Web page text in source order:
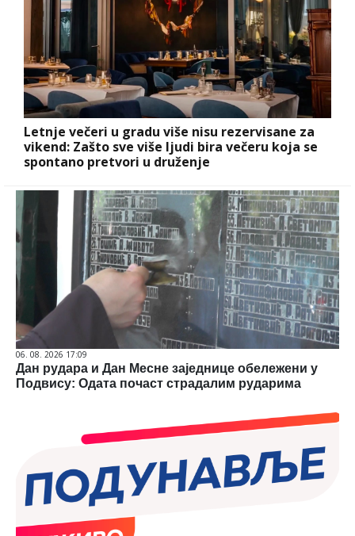
Letnje večeri u gradu više nisu rezervisane za
vikend: Zašto sve više ljudi bira večeru koja se
spontano pretvori u druženje
06. 08. 2026 17:09
Дан рудара и Дан Месне заједнице обележени у
Подвису: Одата почаст страдалим рударима